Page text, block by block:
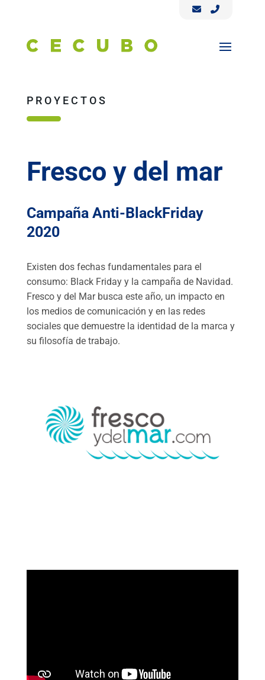
PROYECTOS
Fresco y del mar
Campaña Anti-BlackFriday
2020
Existen dos fechas fundamentales para el
consumo: Black Friday y la campaña de Navidad.
Fresco y del Mar busca este año, un impacto en
los medios de comunicación y en las redes
sociales que demuestre la identidad de la marca y
su filosofía de trabajo.